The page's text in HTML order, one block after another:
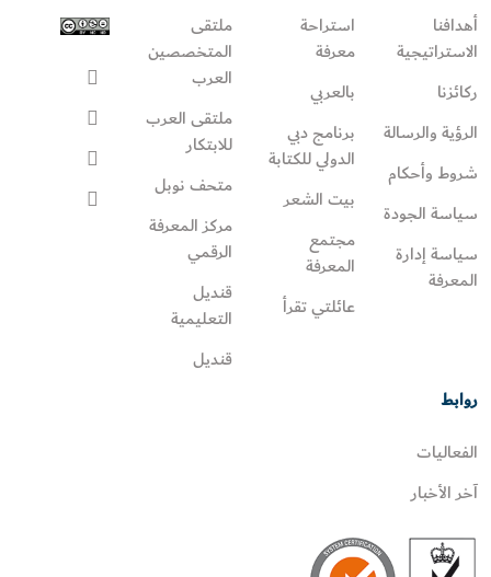
أهدافنا
الاستراتيجية
ركائزنا
الرؤية والرسالة
شروط وأحكام
سياسة الجودة
سياسة إدارة
المعرفة
استراحة
معرفة
بالعربي
برنامج دبي
الدولي للكتابة
بيت الشعر
مجتمع
المعرفة
عائلتي تقرأ‎
ملتقى
المتخصصين
العرب
ملتقى العرب
للابتكار
متحف نوبل
مركز المعرفة
الرقمي
قنديل
التعليمية
قنديل
روابط
الفعاليات
آخر الأخبار